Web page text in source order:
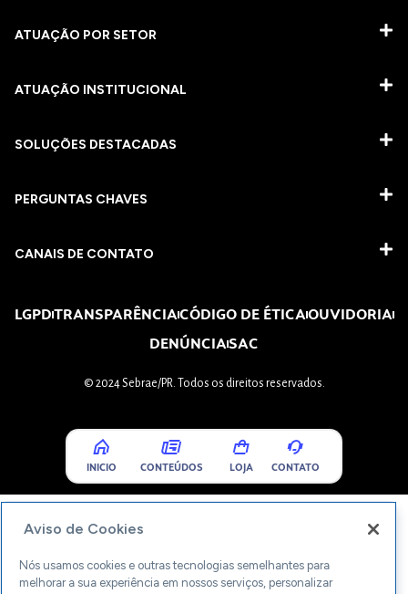
ATUAÇÃO POR SETOR
ATUAÇÃO INSTITUCIONAL
SOLUÇÕES DESTACADAS
PERGUNTAS CHAVES​
CANAIS DE CONTATO
LGPDTRANSPARÊNCIACÓDIGO DE ÉTICAOUVIDORIA
DENÚNCIASAC
© 2024 Sebrae/PR. Todos os direitos reservados.
INICIO CONTEÚDOS LOJA CONTATO
Aviso de Cookies
Nós usamos cookies e outras tecnologias semelhantes para
melhorar a sua experiência em nossos serviços, personalizar